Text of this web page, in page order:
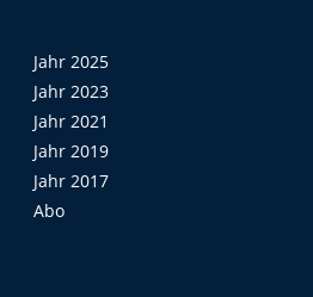
Jahr 2025
Jahr 2023
Jahr 2021
Jahr 2019
Jahr 2017
Abo